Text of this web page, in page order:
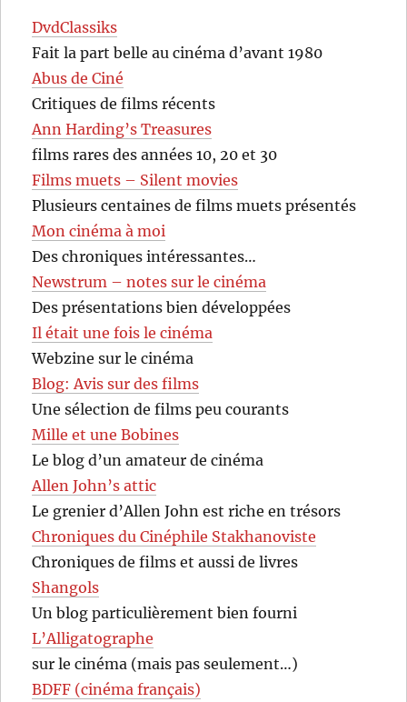
DvdClassiks
Fait la part belle au cinéma d’avant 1980
Abus de Ciné
Critiques de films récents
Ann Harding’s Treasures
films rares des années 10, 20 et 30
Films muets – Silent movies
Plusieurs centaines de films muets présentés
Mon cinéma à moi
Des chroniques intéressantes…
Newstrum – notes sur le cinéma
Des présentations bien développées
Il était une fois le cinéma
Webzine sur le cinéma
Blog: Avis sur des films
Une sélection de films peu courants
Mille et une Bobines
Le blog d’un amateur de cinéma
Allen John’s attic
Le grenier d’Allen John est riche en trésors
Chroniques du Cinéphile Stakhanoviste
Chroniques de films et aussi de livres
Shangols
Un blog particulièrement bien fourni
L’Alligatographe
sur le cinéma (mais pas seulement…)
BDFF (cinéma français)